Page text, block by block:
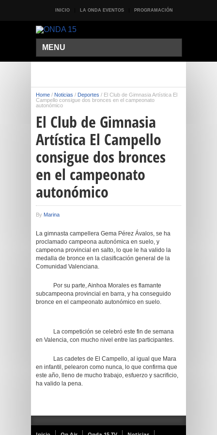
INICIO LA ONDA EVENTOS PROGRAMACIÓN
MENU
Home / Noticias / Deportes / El Club de Gimnasia Artística El
Campello consigue dos bronces en el campeonato
autonómico
El Club de Gimnasia
Artística El Campello
consigue dos bronces
en el campeonato
autonómico
By Marina
La gimnasta campellera Gema Pérez Ávalos, se ha
proclamado campeona autonómica en suelo, y
campeona provincial en salto, lo que le ha valido la
medalla de bronce en la clasificación general de la
Comunidad Valenciana.
Por su parte, Ainhoa Morales es flamante
subcampeona provincial en barra, y ha conseguido
bronce en el campeonato autonómico en suelo.
La competición se celebró este fin de semana
en Valencia, con mucho nivel entre las participantes.
Las cadetes de El Campello, al igual que Mara
en infantil, pelearon como nunca, lo que confirma que
este año, lleno de mucho trabajo, esfuerzo y sacrificio,
ha valido la pena.